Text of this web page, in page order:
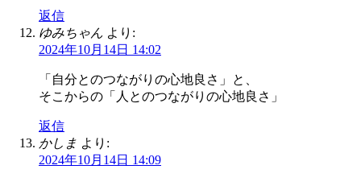
返信
ゆみちゃん より:
2024年10月14日 14:02
「自分とのつながりの心地良さ」と、
そこからの「人とのつながりの心地良さ」
返信
かしま より:
2024年10月14日 14:09